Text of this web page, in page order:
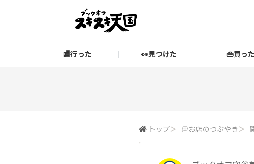
🏬行った 👀見つけた 👜買った
トップ＞ 💭お店のつぶやき ＞